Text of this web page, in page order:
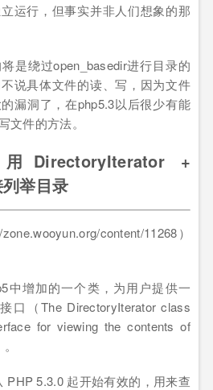
运行，但事实并非人们想象的那
是绕过open_basedir进行目录的
说具体文件的读、写，因为文件
漏洞了，在php5.3以后很少有能
文件的方法。
DirectoryIterator +
举目录
content/11268）
中增加的一个类，为用户提供一
口（The DirectoryIterator class
for viewing the contents of
PHP 5.3.0 起开始有效的，用来查